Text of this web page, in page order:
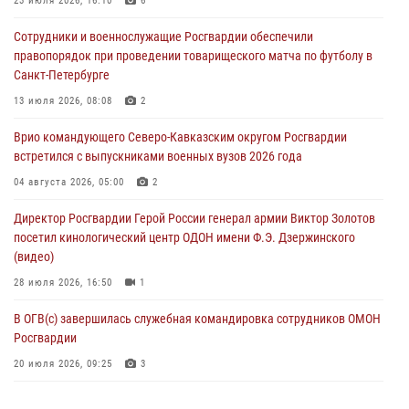
Росгвардейцы провели выставку вооружения для участников сбора
«Гвардеец» в Пензе (видео)
06 августа 2026, 12:00
В Курске росгвардейцы приняли участие в митинге, посвященном
второй годовщине вторжения ВСУ на территорию области
06 августа 2026, 11:56 4
В Санкт-Петербурге наряд Росгвардии задержал правонарушителя,
угрожавшего подростку травматическим пистолетом
06 августа 2026, 11:33
Сотрудники и военнослужащие Росгвардии обеспечили
правопорядок при проведении товарищеского матча по футболу в
Санкт-Петербурге
13 июля 2026, 08:08 2
Врио командующего Северо-Кавказским округом Росгвардии
встретился с выпускниками военных вузов 2026 года
04 августа 2026, 05:00 2
Директор Росгвардии Герой России генерал армии Виктор Золотов
посетил кинологический центр ОДОН имени Ф.Э. Дзержинского
(видео)
28 июля 2026, 16:50 1
В ОГВ(с) завершилась служебная командировка сотрудников ОМОН
Росгвардии
20 июля 2026, 09:25 3